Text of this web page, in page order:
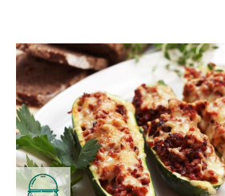
Oppskrifter